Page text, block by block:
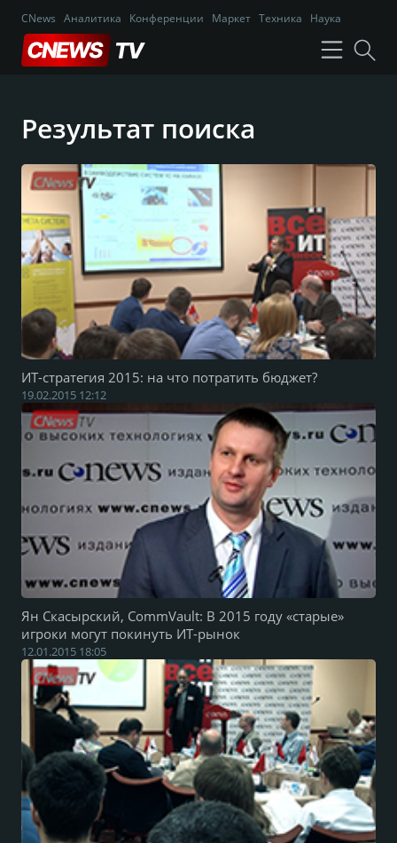
CNews Аналитика Конференции Маркет Техника Наука
Результат поиска
ИТ-стратегия 2015: на что потратить бюджет?
19.02.2015 12:12
Ян Скасырский, CommVault: В 2015 году «старые»
игроки могут покинуть ИТ-рынок
12.01.2015 18:05